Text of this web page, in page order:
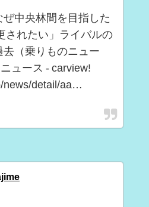
中央林間を目指した
されたい」ライバルの
（乗りものニュー
ュース - carview!
news/detail/aa…